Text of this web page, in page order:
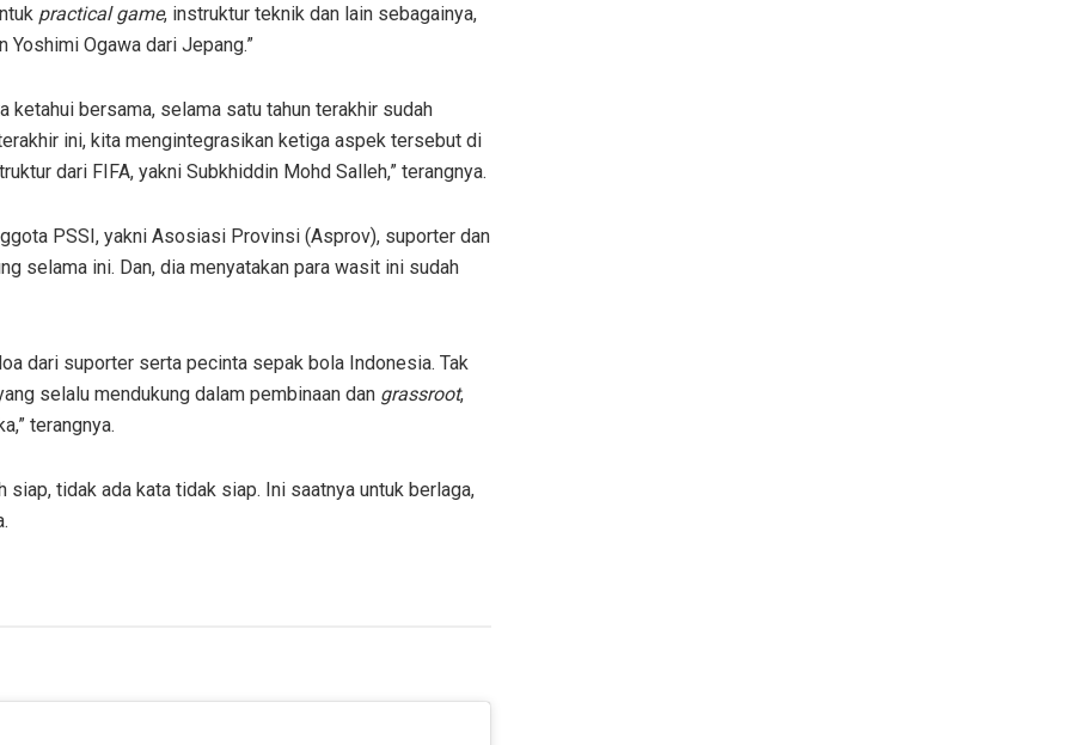
practical game, instruktur teknik dan lain sebagainya,
Ogawa dari Jepang.”
ketahui bersama, selama satu tahun terakhir sudah
ini, kita mengintegrasikan ketiga aspek tersebut di
dari FIFA, yakni Subkhiddin Mohd Salleh,” terangnya.
PSSI, yakni Asosiasi Provinsi (Asprov), suporter dan
selama ini. Dan, dia menyatakan para wasit ini sudah
dari suporter serta pecinta sepak bola Indonesia. Tak
selalu mendukung dalam pembinaan dan grassroot,
terangnya.
tidak ada kata tidak siap. Ini saatnya untuk berlaga,